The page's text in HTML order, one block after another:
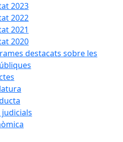
2023
2022
2021
2020
destacats sobre les
judicials